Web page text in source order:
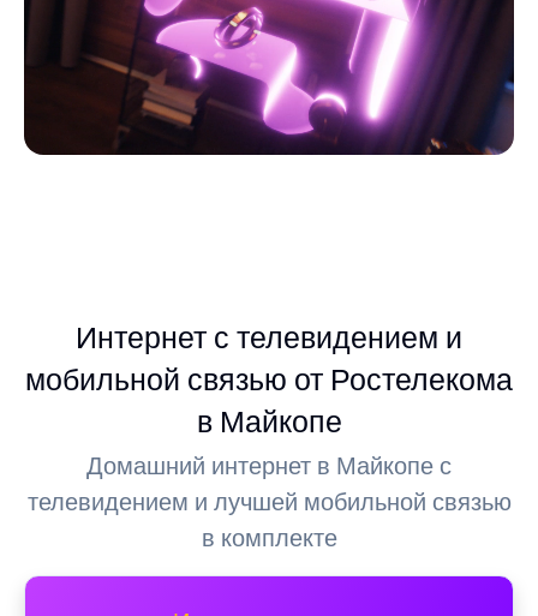
Интернет с телевидением и
мобильной связью от Ростелекома
в Майкопе
Домашний интернет в Майкопе с
телевидением и лучшей мобильной связью
в комплекте